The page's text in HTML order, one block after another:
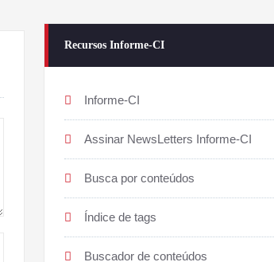
Recursos Informe-CI
Informe-CI
Assinar NewsLetters Informe-CI
Busca por conteúdos
Índice de tags
Buscador de conteúdos